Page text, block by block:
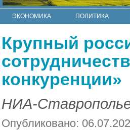
ЭКОНОМИКА ПОЛИТИКА
Крупный
конкуренции»
НИА-
Опубликовано: